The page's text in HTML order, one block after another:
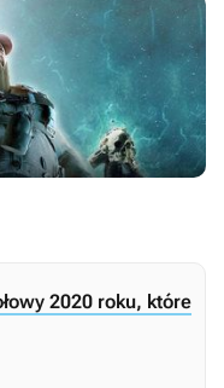
2020 roku, które